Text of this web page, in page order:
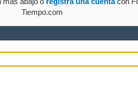
Tiempo.com